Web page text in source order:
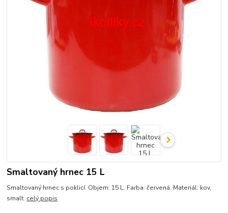
Smaltovaný hrnec 15 L
Smaltovaný hrnec s poklicí. Objem: 15 L. Farba: červená. Materiál: kov,
smalt. celý popis